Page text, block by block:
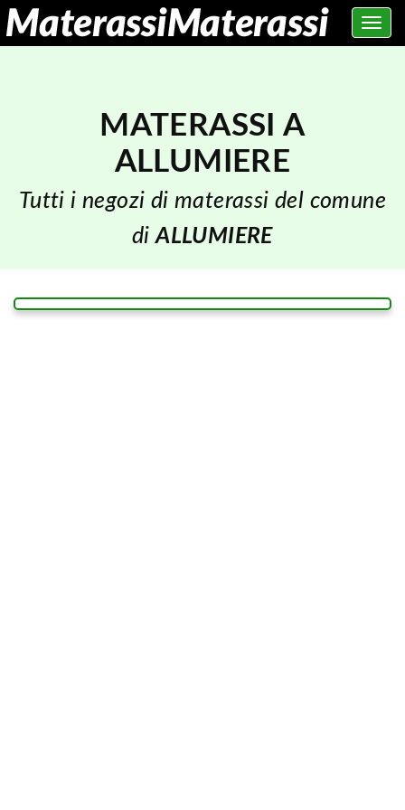
Toggle
MATERASSI A
ALLUMIERE
Tutti i negozi di materassi del comune
diALLUMIERE